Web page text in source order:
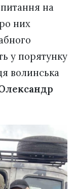
на
них
у порятунку
волинська